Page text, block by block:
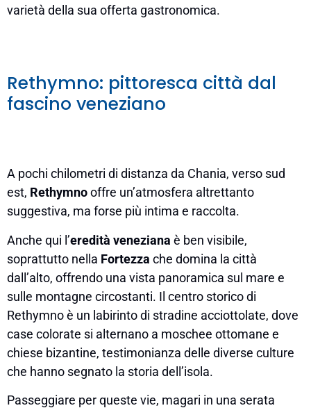
varietà della sua offerta gastronomica.
Rethymno: pittoresca città dal
fascino veneziano
A pochi chilometri di distanza da Chania, verso sud
est, Rethymnooffre un’atmosfera altrettanto
suggestiva, ma forse più intima e raccolta.
Anche qui l’eredità veneziana è ben visibile,
soprattutto nella Fortezza che domina la città
dall’alto, offrendo una vista panoramica sul mare e
sulle montagne circostanti. Il centro storico di
Rethymno è un labirinto di stradine acciottolate, dove
case colorate si alternano a moschee ottomane e
chiese bizantine, testimonianza delle diverse culture
che hanno segnato la storia dell’isola.
Passeggiare per queste vie, magari in una serata